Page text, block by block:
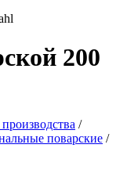
200
/
поварские /